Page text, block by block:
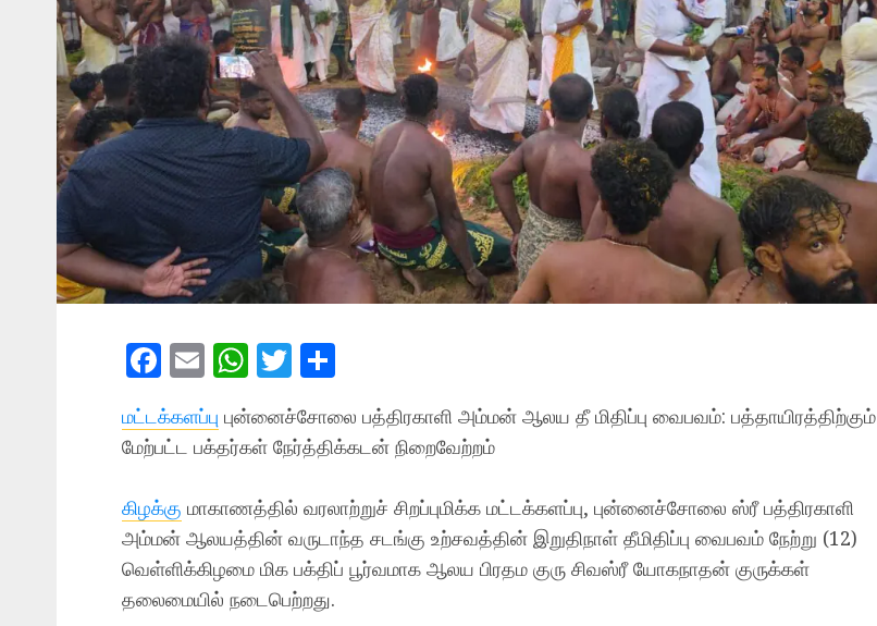
Facebook
EmailWhatsApp
Twitter
மட்டக்களப்பு புன்னைச்சோலை பத்திரகாளி அம்மன் ஆலய தீ மிதிப்பு வைபவம்: பத்தாயிரத்திற்கும்
மேற்பட்ட பக்தர்கள் நேர்த்திக்கடன் நிறைவேற்றம்
கிழக்கு மாகாணத்தில் வரலாற்றுச் சிறப்புமிக்க மட்டக்களப்பு, புன்னைச்சோலை ஸ்ரீ பத்திரகாளி
அம்மன் ஆலயத்தின் வருடாந்த சடங்கு உற்சவத்தின் இறுதிநாள் தீமிதிப்பு வைபவம் நேற்று (12)
வெள்ளிக்கிழமை மிக பக்திப் பூர்வமாக ஆலய பிரதம குரு சிவஸ்ரீ யோகநாதன் குருக்கள்
தலைமையில் நடைபெற்றது.